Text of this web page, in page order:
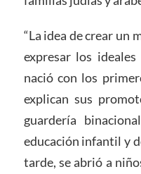
“La idea de crear un
expresar los
nació con los
explican sus
guardería
educación infantil y
tarde, se abrió a